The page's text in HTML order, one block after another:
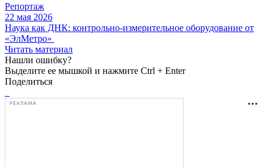
Репортаж
22 мая 2026
Наука как ДНК: контрольно-измерительное оборудование от
«ЭлМетро»
Читать материал
Нашли ошибку?
Выделите ее мышкой и нажмите Ctrl + Enter
Поделиться
РЕКЛАМА